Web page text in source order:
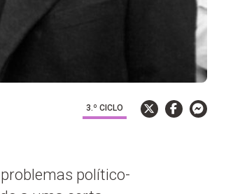
3.º CICLO
político-